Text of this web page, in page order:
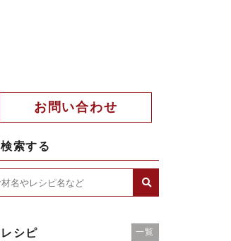
お問い合わせ
検索する
レシピ 一覧